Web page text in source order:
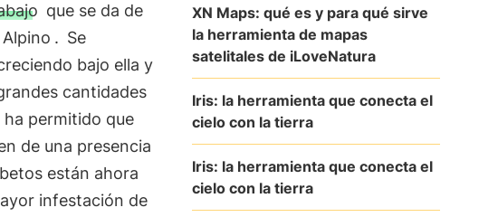
que se da de
. Se
bajo ella y
cantidades
ha permitido que
de una presencia
están ahora
infestación de
XN Maps: qué es y para qué sirve
la herramienta de mapas
satelitales de iLoveNatura
Iris: la herramienta que conecta el
cielo con la tierra
Iris: la herramienta que conecta el
cielo con la tierra